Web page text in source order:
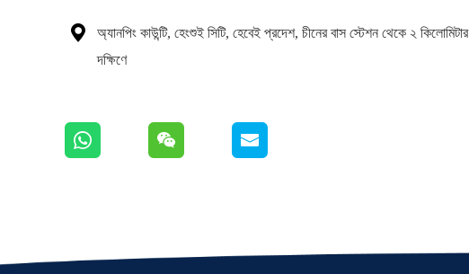

অ্যানপিং কাউন্টি, হেংশুই সিটি, হেবেই প্রদেশ, চীনের বাস স্টেশন থেকে ২ কিলোমিটার
দক্ষিণে